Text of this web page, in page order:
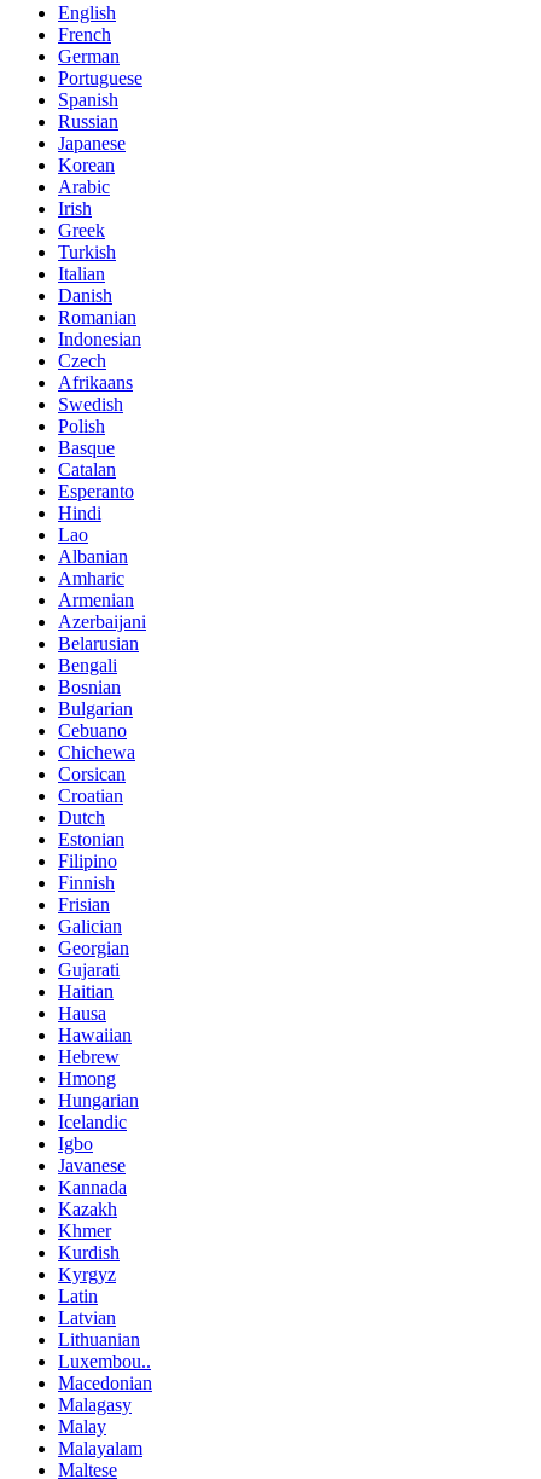
English
French
German
Portuguese
Spanish
Russian
Japanese
Korean
Arabic
Irish
Greek
Turkish
Italian
Danish
Romanian
Indonesian
Czech
Afrikaans
Swedish
Polish
Basque
Catalan
Esperanto
Hindi
Lao
Albanian
Amharic
Armenian
Azerbaijani
Belarusian
Bengali
Bosnian
Bulgarian
Cebuano
Chichewa
Corsican
Croatian
Dutch
Estonian
Filipino
Finnish
Frisian
Galician
Georgian
Gujarati
Haitian
Hausa
Hawaiian
Hebrew
Hmong
Hungarian
Icelandic
Igbo
Javanese
Kannada
Kazakh
Khmer
Kurdish
Kyrgyz
Latin
Latvian
Lithuanian
Luxembou..
Macedonian
Malagasy
Malay
Malayalam
Maltese